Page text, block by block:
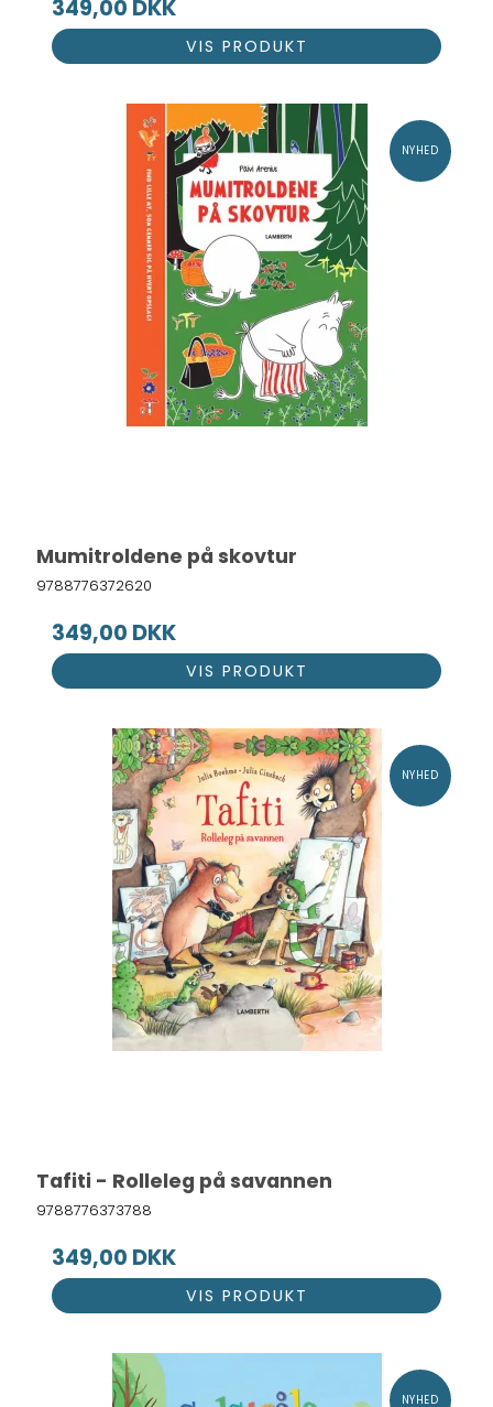
349,00 DKK
VIS PRODUKT
NYHED
Mumitroldene på skovtur
9788776372620
349,00 DKK
VIS PRODUKT
NYHED
Tafiti - Rolleleg på savannen
9788776373788
349,00 DKK
VIS PRODUKT
NYHED